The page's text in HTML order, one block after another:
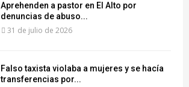
Aprehenden a pastor en El Alto por
denuncias de abuso...
31 de julio de 2026
Falso taxista violaba a mujeres y se hacía
transferencias por...